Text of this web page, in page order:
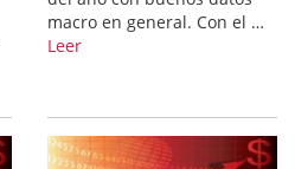
macro en general. Con el …
Leer